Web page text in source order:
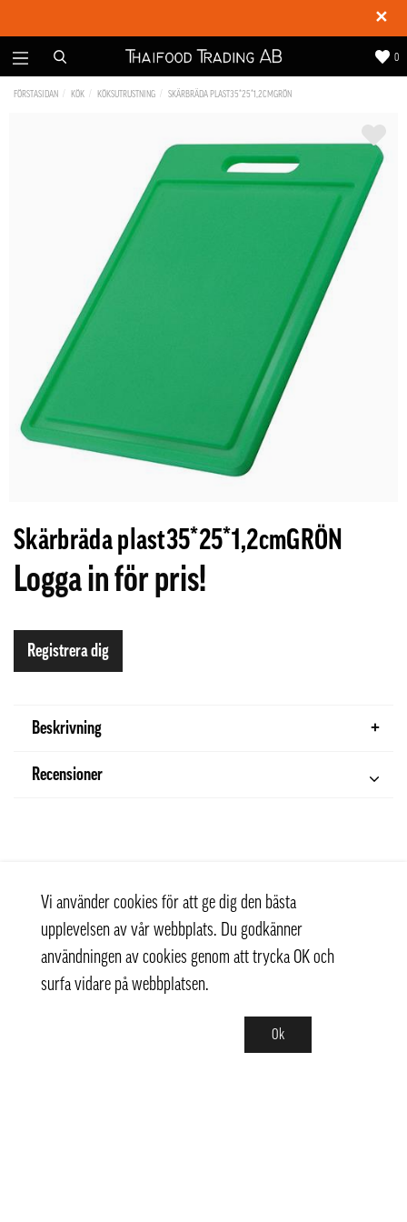
✕
0
FÖRSTASIDAN KÖK KÖKSUTRUSTNING SKÄRBRÄDA PLAST35*25*1,2CMGRÖN
Skärbräda plast35*25*1,2cmGRÖN
Logga in för pris!
Registrera dig
Beskrivning
Recensioner
Vi använder cookies för att ge dig den bästa
upplevelsen av vår webbplats. Du godkänner
användningen av cookies genom att trycka OK och
surfa vidare på webbplatsen.
Ok